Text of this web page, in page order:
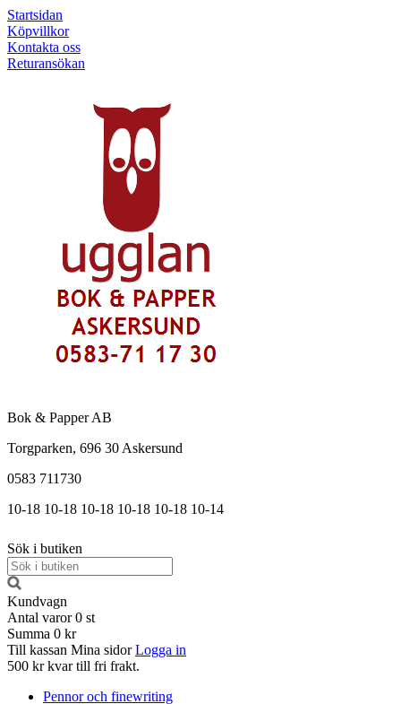
Startsidan
Köpvillkor
Kontakta oss
Returansökan
Bok & Papper AB
Torgparken, 696 30 Askersund
0583 711730
10-18 10-18 10-18 10-18 10-18 10-14
Sök i butiken
Kundvagn
Antal varor 0 st
Summa 0 kr
Till kassan Mina sidor Logga in
500 kr kvar till fri frakt.
Pennor och finewriting